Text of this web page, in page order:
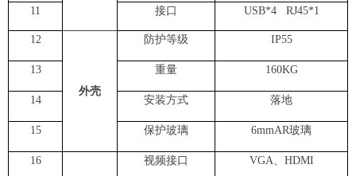
11
接口 USB*4 RJ45*1
12
外壳
防护等级 IP55
13 重量 1 60KG
14 安装方式 落地
1 5 保护玻璃 6mmAR玻璃
1 6 视频接口 VGA 、HDMI